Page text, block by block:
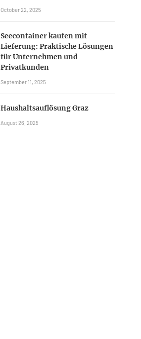
October 22, 2025
Seecontainer kaufen mit
Lieferung: Praktische Lösungen
für Unternehmen und
Privatkunden
September 11, 2025
Haushaltsauflösung Graz
August 26, 2025